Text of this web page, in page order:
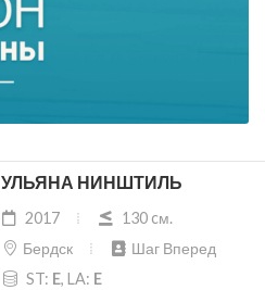
УЛЬЯНА НИНШТИЛЬ
2017
130 cм.
Бердск
Шаг Вперед
ST: E, LA: E